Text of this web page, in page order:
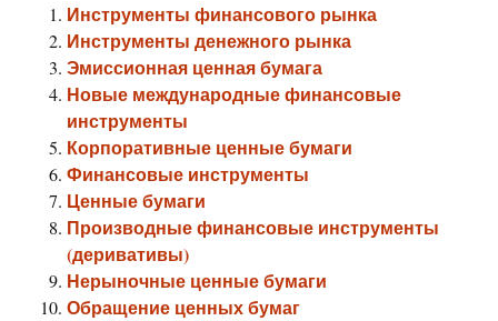
Инструменты финансового рынка
Инструменты денежного рынка
Эмиссионная ценная бумага
Новые международные финансовые
инструменты
Корпоративные ценные бумаги
Финансовые инструменты
Ценные бумаги
Производные финансовые инструменты
(деривативы)
Нерыночные ценные бумаги
Обращение ценных бумаг